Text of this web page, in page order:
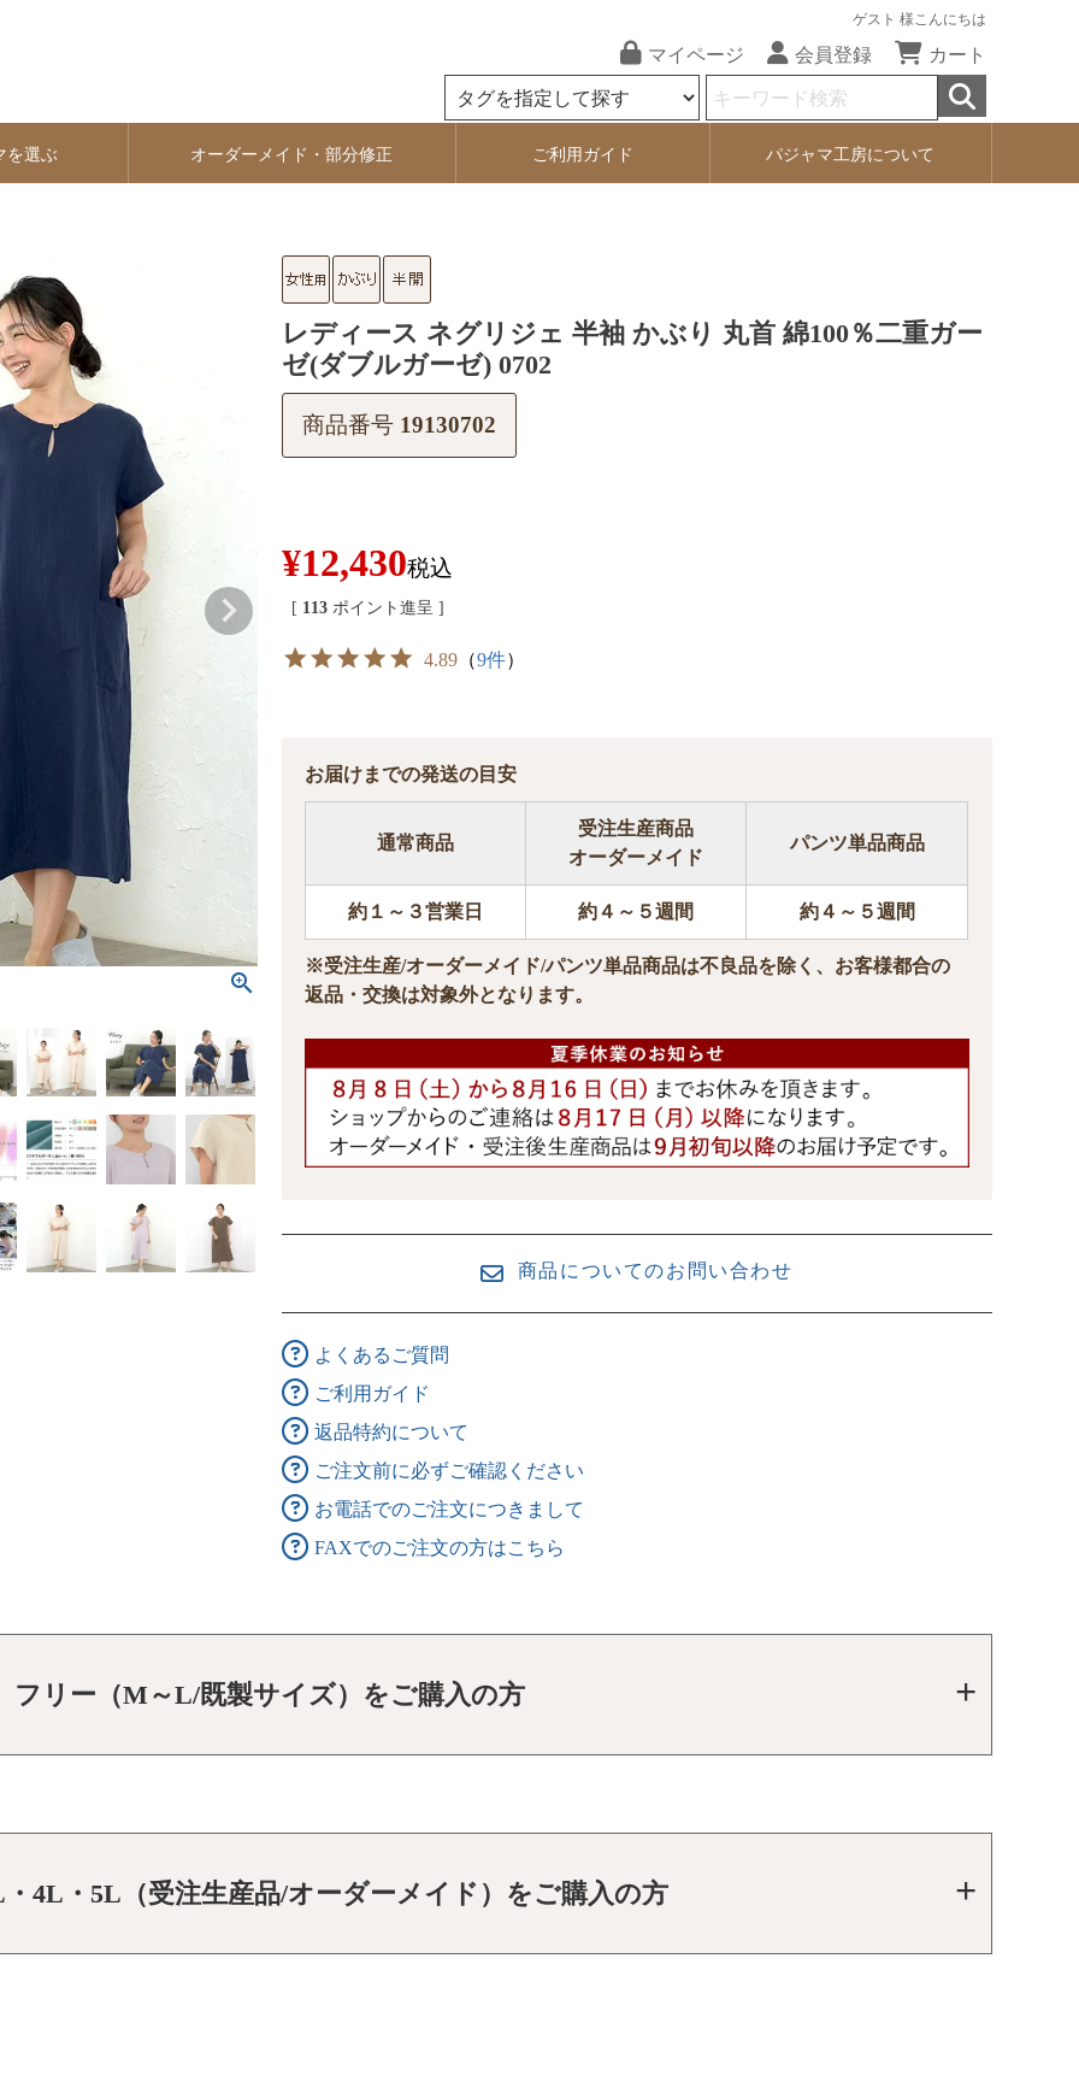
ゲスト 様こんにちは
マイページ 会員登録 カート
を選ぶ オーダーメイド・部分修正 ご利用ガイド パジャマ工房について
レディース ネグリジェ 半袖 かぶり 丸首 綿100％二重ガー
ゼ(ダブルガーゼ) 0702
商品番号 19130702
¥12,430税込
[ 113 ポイント進呈 ]
4.89 （9件）
お届けまでの発送の目安
通常商品
受注生産商品
オーダーメイド
パンツ単品商品
約１～３営業日 約４～５週間 約４～５週間
※受注生産/オーダーメイド/パンツ単品商品は不良品を除く、お客様都合の
返品・交換は対象外となります。
商品についてのお問い合わせ
よくあるご質問
ご利用ガイド
返品特約について
ご注文前に必ずご確認ください
お電話でのご注文につきまして
FAXでのご注文の方はこちら
フリー（M～L/既製サイズ）をご購入の方
4L・5L（受注生産品/オーダーメイド）をご購入の方